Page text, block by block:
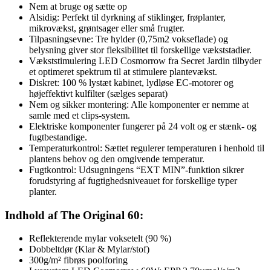
Nem at bruge og sætte op
Alsidig: Perfekt til dyrkning af stiklinger, frøplanter,
mikrovækst, grøntsager eller små frugter.
Tilpasningsevne: Tre hylder (0,75m2 vokseflade) og
belysning giver stor fleksibilitet til forskellige vækststadier.
Vækststimulering LED Cosmorrow fra Secret Jardin tilbyder
et optimeret spektrum til at stimulere plantevækst.
Diskret: 100 % lystæt kabinet, lydløse EC-motorer og
højeffektivt kulfilter (sælges separat)
Nem og sikker montering: Alle komponenter er nemme at
samle med et clips-system.
Elektriske komponenter fungerer på 24 volt og er stænk- og
fugtbestandige.
Temperaturkontrol: Sættet regulerer temperaturen i henhold til
plantens behov og den omgivende temperatur.
Fugtkontrol: Udsugningens “EXT MIN”-funktion sikrer
forudstyring af fugtighedsniveauet for forskellige typer
planter.
Indhold af The Original 60:
Reflekterende mylar voksetelt (90 %)
Dobbeltdør (Klar & Mylar/stof)
300g/m² fibrøs poolforing